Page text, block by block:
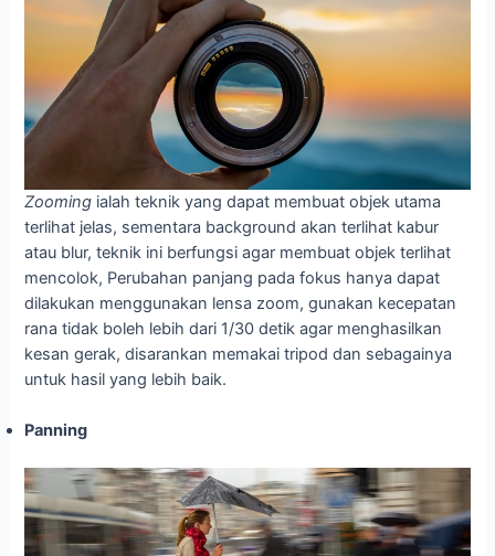
Zooming ialah teknik yang dapat membuat objek utama
terlihat jelas, sementara background akan terlihat kabur
atau blur, teknik ini berfungsi agar membuat objek terlihat
mencolok, Perubahan panjang pada fokus hanya dapat
dilakukan menggunakan lensa zoom, gunakan kecepatan
rana tidak boleh lebih dari 1/30 detik agar menghasilkan
kesan gerak, disarankan memakai tripod dan sebagainya
untuk hasil yang lebih baik.
Panning